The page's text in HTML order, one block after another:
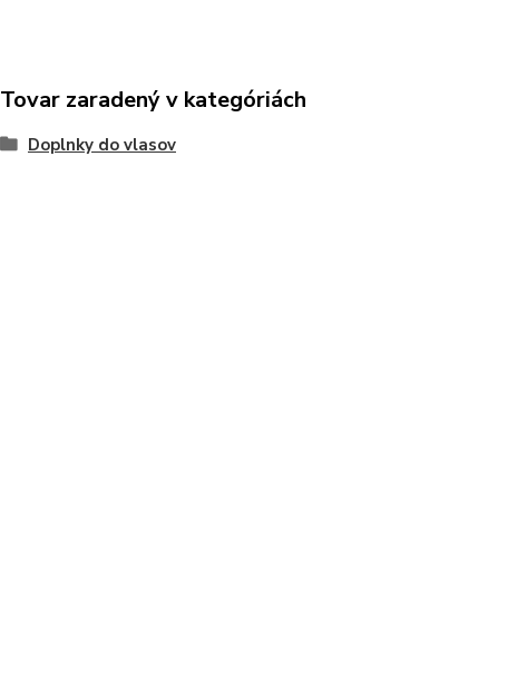
Tovar zaradený v kategóriách
Doplnky do vlasov